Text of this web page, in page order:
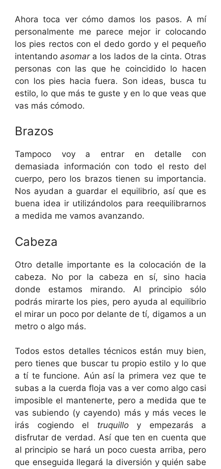
Ahora toca ver cómo damos los pasos. A mí
personalmente me parece mejor ir colocando
los pies rectos con el dedo gordo y el pequeño
intentandoasomara los lados de la cinta. Otras
personas con las que he coincidido lo hacen
con los pies hacia fuera. Son ideas, busca tu
estilo, lo que más te guste y en lo que veas que
vas más cómodo.
Brazos
Tampoco voy a entrar en detalle con
demasiada información con todo el resto del
cuerpo, pero los brazos tienen su importancia.
Nos ayudan a guardar el equilibrio, así que es
buena idea ir utilizándolos para reequilibrarnos
a medida me vamos avanzando.
Cabeza
Otro detalle importante es la colocación de la
cabeza. No por la cabeza en sí, sino hacia
donde estamos mirando. Al principio sólo
podrás mirarte los pies, pero ayuda al equilibrio
el mirar un poco por delante de tí, digamos a un
metro o algo más.
Todos estos detalles técnicos están muy bien,
pero tienes que buscar tu propio estilo y lo que
a tí te funcione. Aún así la primera vez que te
subas a la cuerda floja vas a ver como algo casi
imposible el mantenerte, pero a medida que te
vas subiendo (y cayendo) más y más veces le
irás cogiendo el truquilloy empezarás a
disfrutar de verdad. Así que ten en cuenta que
al principio se hará un poco cuesta arriba, pero
que enseguida llegará la diversión y quién sabe